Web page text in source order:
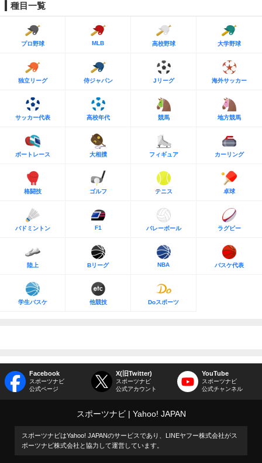
種目一覧
プロ野球 MLB 高校野球 大学野球
独立リーグ 侍ジャパン Jリーグ 海外サッカー
サッカー代表 高校年代 競馬 地方競馬
ボートレース 大相撲 フィギュア カーリング
格闘技 ゴルフ テニス 卓球
バドミントン F1 バレーボール ラグビー
陸上 Bリーグ NBA バスケ代表
学生バスケ 他競技 Doスポーツ
Facebook
スポーツナビ
公式ページ
X(旧Twitter)
スポーツナビ
公式アカウント
YouTube
スポーツナビ
公式チャンネル
スポーツナビ Yahoo! JAPAN
スポーツナビはYahoo! JAPANのサービスであり、LINEヤフー株式会社がス
ポーツナビ株式会社と協力して運営しています。